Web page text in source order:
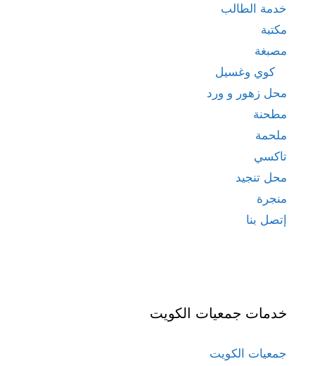
خدمة الطالب
مكتبة
مصبغة
كوي وغسيل
محل زهور و ورد
مطحنة
ملحمة
تاكسي
محل تنجيد
منجرة
إتصل بنا
خدمات جمعيات الكويت
جمعيات الكويت